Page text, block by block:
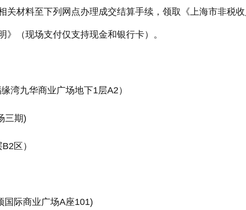
材料至下列网点办理成交结算手续，领取《上海市非税
（现场支付仅支持现金和银行卡）。
九华商业广场地下1层A2）
三期)
区）
际商业广场A座101)